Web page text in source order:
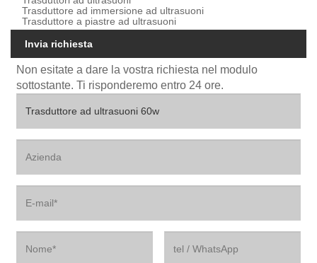
Trasduttore ad immersione ad ultrasuoni
Trasduttore a piastre ad ultrasuoni
Invia richiesta
Non esitate a dare la vostra richiesta nel modulo
sottostante. Ti risponderemo entro 24 ore.